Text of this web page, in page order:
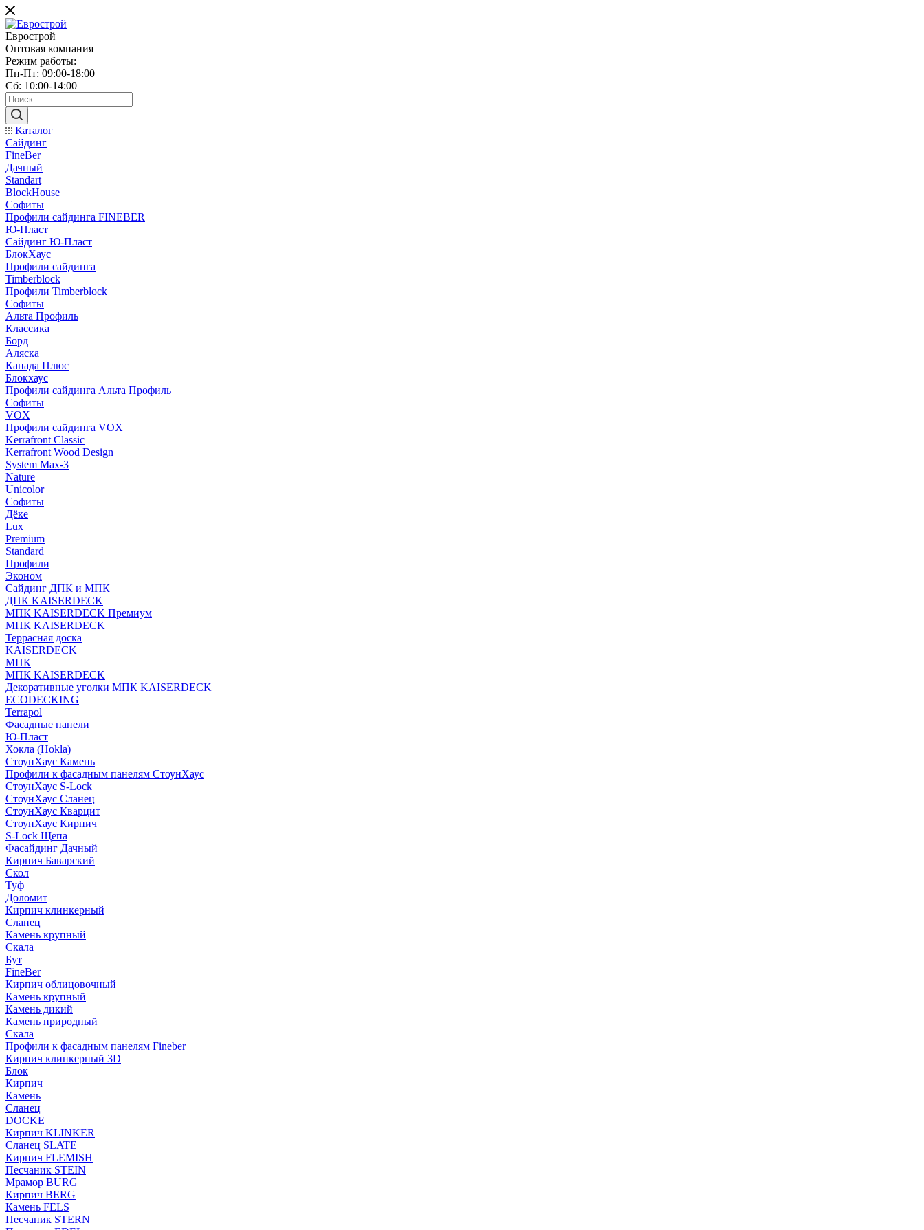
Еврострой
Оптовая компания
Режим работы:
Пн-Пт: 09:00-18:00
Сб: 10:00-14:00
Каталог
Сайдинг
FineBer
Дачный
Standart
BlockHouse
Софиты
Профили сайдинга FINEBER
Ю-Пласт
Сайдинг Ю-Пласт
БлокХаус
Профили сайдинга
Timberblock
Профили Timberblock
Софиты
Альта Профиль
Классика
Борд
Аляска
Канада Плюс
Блокхаус
Профили сайдинга Альта Профиль
Софиты
VOX
Профили сайдинга VOX
Kerrafront Classic
Kerrafront Wood Design
System Max-3
Nature
Unicolor
Софиты
Дёке
Lux
Premium
Standard
Профили
Эконом
Сайдинг ДПК и МПК
ДПК KAISERDECK
МПК KAISERDECK Премиум
МПК KAISERDECK
Террасная доска
KAISERDECK
МПК
МПК KAISERDECK
Декоративные уголки МПК KAISERDECK
ECODECKING
Terrapol
Фасадные панели
Ю-Пласт
Хокла (Hokla)
СтоунХаус Камень
Профили к фасадным панелям СтоунХаус
СтоунХаус S-Lock
СтоунХаус Сланец
СтоунХаус Кварцит
СтоунХаус Кирпич
S-Lock Щепа
Фасайдинг Дачный
Кирпич Баварский
Скол
Туф
Доломит
Кирпич клинкерный
Сланец
Камень крупный
Скала
Бут
FineBer
Кирпич облицовочный
Камень крупный
Камень дикий
Камень природный
Скала
Профили к фасадным панелям Fineber
Кирпич клинкерный 3D
Блок
Кирпич
Камень
Сланец
DOCKE
Кирпич KLINKER
Сланец SLATE
Кирпич FLEMISH
Пес­ча­ник STEIN
Мрамор BURG
Кирпич BERG
Камень FELS
Пес­ча­ник STERN